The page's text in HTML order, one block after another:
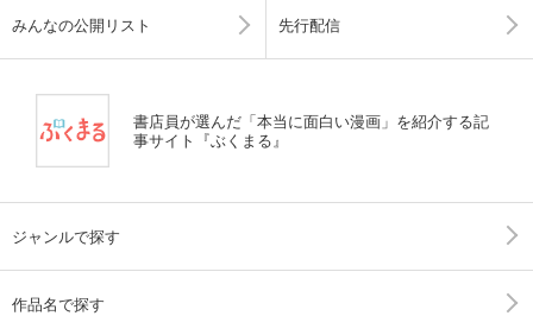
みんなの公開リスト 先行配信
書店員が選んだ「本当に面白い漫画」を紹介する記
事サイト『ぶくまる』
ジャンルで探す
作品名で探す